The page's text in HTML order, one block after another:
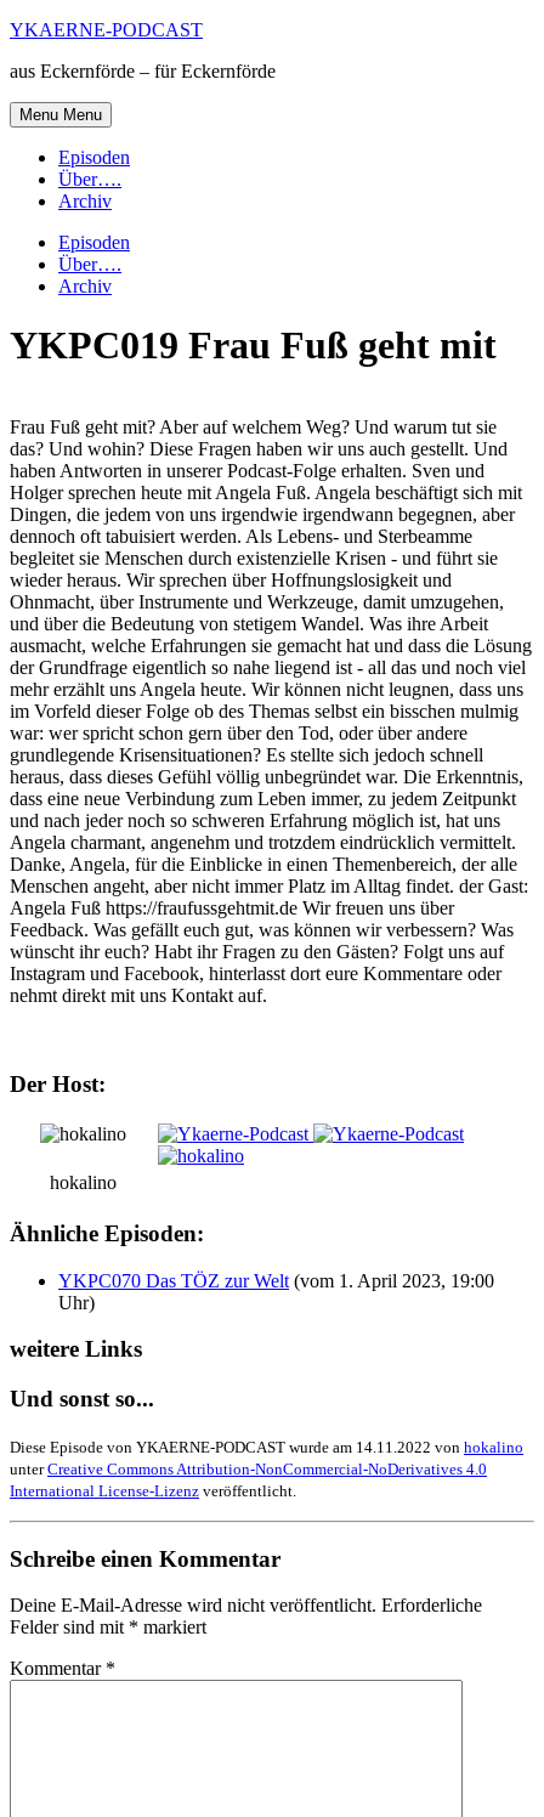
Skip
content
YKAERNE-PODCAST
aus Eckernförde – für Eckernförde
Menu Menu
Episoden
Über….
Archiv
Episoden
Über….
Archiv
YKPC019 Frau Fuß geht mit
Frau Fuß geht mit? Aber auf welchem Weg? Und warum tut sie
das? Und wohin? Diese Fragen haben wir uns auch gestellt. Und
haben Antworten in unserer Podcast-Folge erhalten. Sven und
Holger sprechen heute mit Angela Fuß. Angela beschäftigt sich mit
Dingen, die jedem von uns irgendwie irgendwann begegnen, aber
dennoch oft tabuisiert werden. Als Lebens- und Sterbeamme
begleitet sie Menschen durch existenzielle Krisen - und führt sie
wieder heraus. Wir sprechen über Hoffnungslosigkeit und
Ohnmacht, über Instrumente und Werkzeuge, damit umzugehen,
und über die Bedeutung von stetigem Wandel. Was ihre Arbeit
ausmacht, welche Erfahrungen sie gemacht hat und dass die Lösung
der Grundfrage eigentlich so nahe liegend ist - all das und noch viel
mehr erzählt uns Angela heute. Wir können nicht leugnen, dass uns
im Vorfeld dieser Folge ob des Themas selbst ein bisschen mulmig
war: wer spricht schon gern über den Tod, oder über andere
grundlegende Krisensituationen? Es stellte sich jedoch schnell
heraus, dass dieses Gefühl völlig unbegründet war. Die Erkenntnis,
dass eine neue Verbindung zum Leben immer, zu jedem Zeitpunkt
und nach jeder noch so schweren Erfahrung möglich ist, hat uns
Angela charmant, angenehm und trotzdem eindrücklich vermittelt.
Danke, Angela, für die Einblicke in einen Themenbereich, der alle
Menschen angeht, aber nicht immer Platz im Alltag findet. der Gast:
Angela Fuß https://fraufussgehtmit.de Wir freuen uns über
Feedback. Was gefällt euch gut, was können wir verbessern? Was
wünscht ihr euch? Habt ihr Fragen zu den Gästen? Folgt uns auf
Instagram und Facebook, hinterlasst dort eure Kommentare oder
nehmt direkt mit uns Kontakt auf.
Der Host:
hokalino
Ähnliche Episoden:
YKPC070 Das TÖZ zur Welt (vom 1. April 2023, 19:00
Uhr)
weitere Links
Und sonst so...
Diese Episode von YKAERNE-PODCAST wurde am 14.11.2022 von hokalino
unterCreative Commons Attribution-NonCommercial-NoDerivatives 4.0
International License-Lizenz veröffentlicht.
Schreibe einen Kommentar
Deine E-Mail-Adresse wird nicht veröffentlicht. Erforderliche
Felder sind mit * markiert
Kommentar *